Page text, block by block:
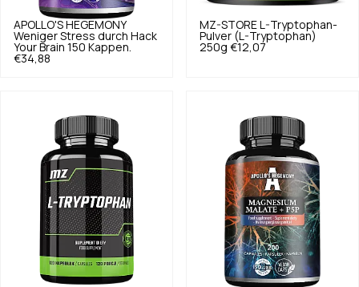
APOLLO'S HEGEMONY
Weniger Stress durch Hack
Your Brain 150 Kappen.
€34,88
MZ-STORE L-Tryptophan-
Pulver (L-Tryptophan)
250g €12,07